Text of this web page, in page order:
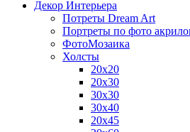
Декор Интерьера
Потреты Dream Art
Портреты по фото
ФотоМозаика
Холсты
20х20
20х30
30х30
30х40
20х45